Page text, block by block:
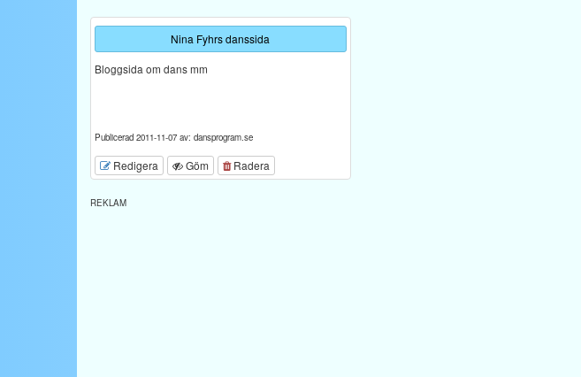
Nina Fyhrs danssida
Bloggsida om dans mm
Publicerad 2011-11-07 av: dansprogram.se
Redigera Göm Radera
REKLAM